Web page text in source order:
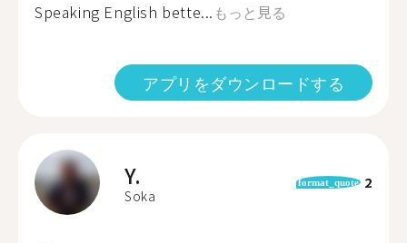
Speaking English bette... もっと見る
アプリをダウンロードする
Y.
Soka
format_quote 2